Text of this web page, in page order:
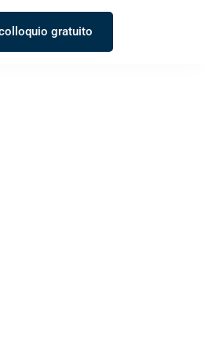
gratuito